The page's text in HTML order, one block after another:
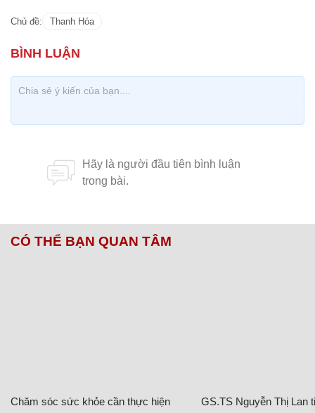
Chủ đề: Thanh Hóa
CÓ THỂ BẠN QUAN TÂM
Chăm sóc sức khỏe cần thực hiện
GS.TS Nguyễn Thị Lan